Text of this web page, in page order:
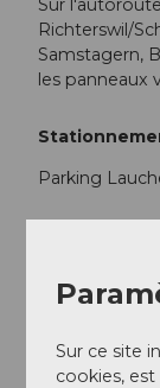
Sur
Richterswil/
Samstagern,
les panneaux
Parking
Hoch-Ybrig,
Auteur(e)
Sur ce site
cookies,